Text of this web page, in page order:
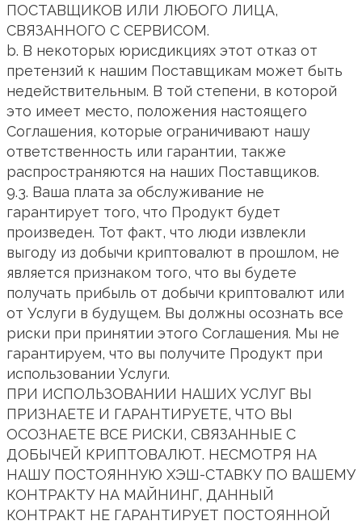
ПОСТАВЩИКОВ ИЛИ ЛЮБОГО ЛИЦА,
СВЯЗАННОГО С СЕРВИСОМ.
b. В некоторых юрисдикциях этот отказ от
претензий к нашим Поставщикам может быть
недействительным. В той степени, в которой
это имеет место, положения настоящего
Соглашения, которые ограничивают нашу
ответственность или гарантии, также
распространяются на наших Поставщиков.
9.3. Ваша плата за обслуживание не
гарантирует того, что Продукт будет
произведен. Тот факт, что люди извлекли
выгоду из добычи криптовалют в прошлом, не
является признаком того, что вы будете
получать прибыль от добычи криптовалют или
от Услуги в будущем. Вы должны осознать все
риски при принятии этого Соглашения. Мы не
гарантируем, что вы получите Продукт при
использовании Услуги.
ПРИ ИСПОЛЬЗОВАНИИ НАШИХ УСЛУГ ВЫ
ПРИЗНАЕТЕ И ГАРАНТИРУЕТЕ, ЧТО ВЫ
ОСОЗНАЕТЕ ВСЕ РИСКИ, СВЯЗАННЫЕ С
ДОБЫЧЕЙ КРИПТОВАЛЮТ. НЕСМОТРЯ НА
НАШУ ПОСТОЯННУЮ ХЭШ-СТАВКУ ПО ВАШЕМУ
КОНТРАКТУ НА МАЙНИНГ, ДАННЫЙ
КОНТРАКТ НЕ ГАРАНТИРУЕТ ПОСТОЯННОЙ